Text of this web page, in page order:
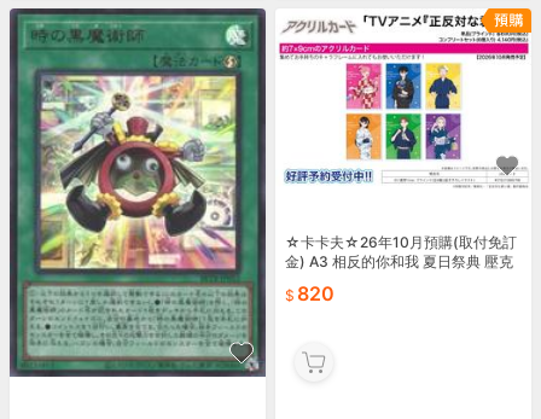
☆卡卡夫☆26年10月預購(取付免訂
金) A3 相反的你和我 夏日祭典 壓克
820